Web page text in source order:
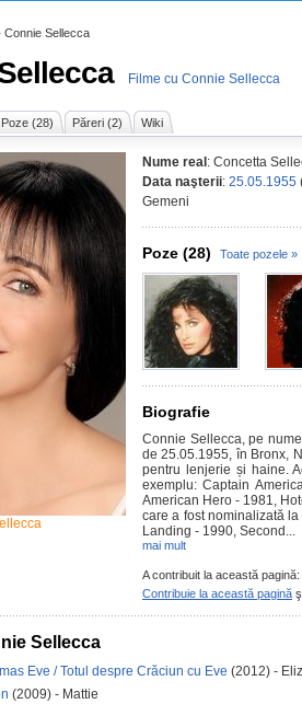
Filme cu Connie Sellecca
Poze (28) Păreri (2) Wiki
Nume real : Concetta
Data naşterii: 25.05.1955
Gemeni
Poze (28) Toate pozele »
Biografie
Connie Sellecca, pe
de 25.05.1955, în Bronx,
pentru lenjerie și haine.
exemplu: Captain
American Hero - 1981,
care a fost nominalizată
Landing - 1990, Second...
mai mult
A contribuit la această pagină:
Contribuie la această pagină
Sellecca
Eve / Totul despre Crăciun cu Eve (2012) -
(2009) - Mattie
Connie Sellecca